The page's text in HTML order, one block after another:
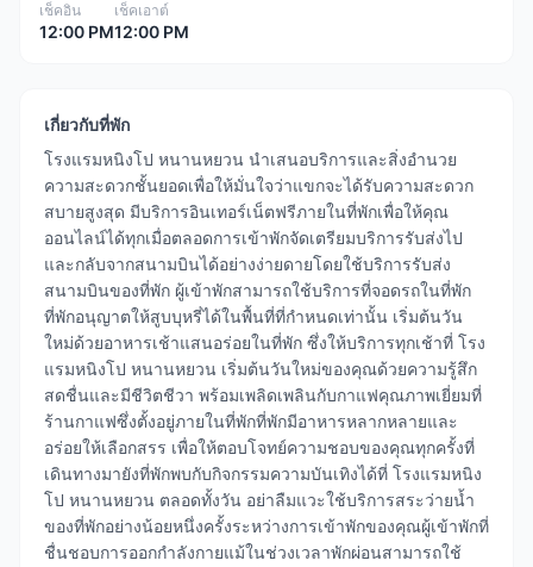
เช็คอิน
12:00 PM
เช็คเอาต์
12:00 PM
เกี่ยวกับที่พัก
โรงแรมหนิงโป หนานหยวน นำเสนอบริการและสิ่งอำนวย
ความสะดวกชั้นยอดเพื่อให้มั่นใจว่าแขกจะได้รับความสะดวก
สบายสูงสุด มีบริการอินเทอร์เน็ตฟรีภายในที่พักเพื่อให้คุณ
ออนไลน์ได้ทุกเมื่อตลอดการเข้าพักจัดเตรียมบริการรับส่งไป
และกลับจากสนามบินได้อย่างง่ายดายโดยใช้บริการรับส่ง
สนามบินของที่พัก ผู้เข้าพักสามารถใช้บริการที่จอดรถในที่พัก
ที่พักอนุญาตให้สูบบุหรี่ได้ในพื้นที่ที่กำหนดเท่านั้น เริ่มต้นวัน
ใหม่ด้วยอาหารเช้าแสนอร่อยในที่พัก ซึ่งให้บริการทุกเช้าที่ โรง
แรมหนิงโป หนานหยวน เริ่มต้นวันใหม่ของคุณด้วยความรู้สึก
สดชื่นและมีชีวิตชีวา พร้อมเพลิดเพลินกับกาแฟคุณภาพเยี่ยมที่
ร้านกาแฟซึ่งตั้งอยู่ภายในที่พักที่พักมีอาหารหลากหลายและ
อร่อยให้เลือกสรร เพื่อให้ตอบโจทย์ความชอบของคุณทุกครั้งที่
เดินทางมายังที่พักพบกับกิจกรรมความบันเทิงได้ที่ โรงแรมหนิง
โป หนานหยวน ตลอดทั้งวัน อย่าลืมแวะใช้บริการสระว่ายน้ำ
ของที่พักอย่างน้อยหนึ่งครั้งระหว่างการเข้าพักของคุณผู้เข้าพักที่
ชื่นชอบการออกกำลังกายแม้ในช่วงเวลาพักผ่อนสามารถใช้